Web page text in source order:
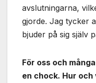
avslutningarna,
gjorde. Jag tycker
bjuder på sig själv
För oss och
en chock. Hur